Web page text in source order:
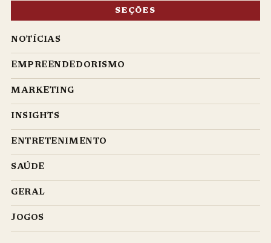
SEÇÕES
NOTÍCIAS
EMPREENDEDORISMO
MARKETING
INSIGHTS
ENTRETENIMENTO
SAÚDE
GERAL
JOGOS